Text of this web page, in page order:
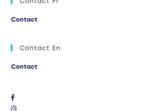
Contact
Contact En
Contact